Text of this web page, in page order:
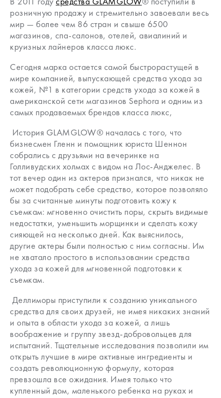
розничную продажу и стремительно завоевали весь
мир — более чем 86 стран и свыше 6500
магазинов, спа-салонов, отелей, авиалиний и
круизных лайнеров класса люкс.
Сегодня марка остается самой быстрорастущей в
мире компанией, выпускающей средства ухода за
кожей, №1 в категории средств ухода за кожей в
американской сети магазинов Sephora и одним из
самых продаваемых брендов класса люкс,
История GLAMGLOW® началась с того, что
бизнесмен Гленн и помощник юриста Шеннон
собрались с друзьями на вечеринке на
Голливудских холмах с видом на Лос-Анджелес. В
тот вечер один из актеров признался, что никак не
может подобрать себе средство, которое позволяло
бы за считанные минуты подготовить кожу к
съемкам: мгновенно очистить поры, скрыть видимые
недостатки, уменьшить морщинки и сделать кожу
сияющей на несколько дней. Как выяснилось,
другие актеры были полностью с ним согласны. Им
не хватало простого в использовании средства
ухода за кожей для мгновенной подготовки к
съемкам.
Деллиморы приступили к созданию уникального
средства для своих друзей, не имея никаких знаний
и опыта в области ухода за кожей, а лишь
воображение и группу звезд-добровольцев для
испытаний. Тщательные исследования позволили им
открыть лучшие в мире активные ингредиенты и
создать революционную формулу, которая
превзошла все ожидания. Имея только что
купленный дом, маленького ребенка на руках и